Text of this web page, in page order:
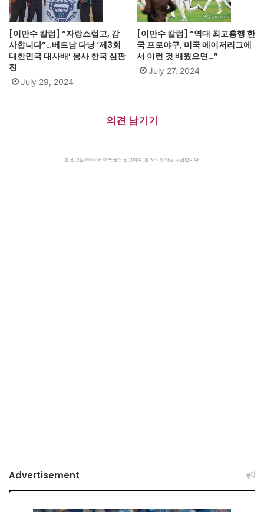
[이만수 칼럼] “자랑스럽고, 감
사합니다”…베트남 다낭 ‘제3회
대한민국 대사배’ 봉사 한국 심판
진
July 29, 2024
[이만수 칼럼] “역대 최고흥행 한
국 프로야구, 미국 메이저리그에
서 이런 것 배웠으면…”
July 27, 2024
의견 남기기
본 광고는 Google 애드센스 광고이며, 본 사이트와는 무관합니다.
Advertisement